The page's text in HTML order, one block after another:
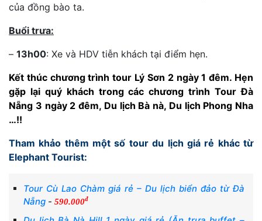
của đồng bào ta.
Buổi trưa:
– 13h00: Xe và HDV tiễn khách tại điểm hẹn.
Kết thúc chương trình tour Lý Sơn 2 ngày 1 đêm. Hẹn
gặp lại quý khách trong các chương trìnhTour Đà
Nẵng 3 ngày 2 đêm, Du lịch Bà nà, Du lịch Phong Nha
…!!
Tham khảo thêm một số tourdu lịch giá rẻ khác từ
Elephant Tourist:
Tour Cù Lao Chàm giá rẻ – Du lịch biển đảo từ Đà
Nẵng - 590.000đ